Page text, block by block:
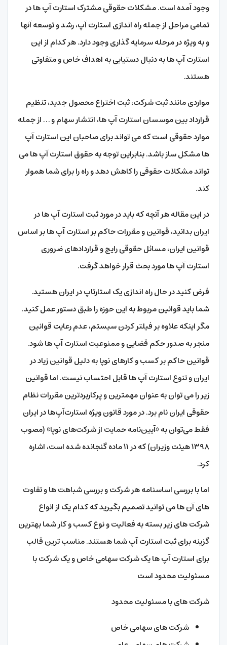
وجود آمده است. مشکلات حقوقی مشترک استارت آپ ها در
تمامی مراحل از جمله راه اندازی استارت آپ، رشد و توسعه آنها
و به ویژه در مرحله سرمایه گذاری وجود دارد. هر کدام از این
استارت آپ ها به دنبال دستیابی به اهداف خاص و متفاوتی
هستند.
مواردی مانند ثبت شرکت، ثبت اختراع محصول جدید، تنظیم
قرارداد بین موسسان استارت آپ ها، انتشار سهام و … از جمله
موارد حقوقی است که می تواند برای صاحبان این استارت آپ
ها مشکل ساز باشد. بنابراین توجه به حقوق استارت آپ ها می
تواند مشکلات حقوقی را کاهش دهد و راه را برای شما هموار
کند.
در این مقاله هر آنچه که باید در مورد ثبت استارت آپ ها در
ایران بدانید، قوانین و مقررات حاکم بر استارت آپ ها بر اساس
قوانین ایران، مسائل حقوقی رایج و قراردادهای ضروری
استارت آپ ها مورد بحث قرار خواهد گرفت.
فرض کنید در حال راه اندازی یک استارتاپ در ایران هستید.
شما باید قوانین مربوط به این حوزه را طبق دستور عمل کنید.
مگر اینکه علاوه بر فیلتر کردن سیستم، عدم رعایت قوانین
منجر به صدور حکم قضایی و ممنوعیت استارت آپ ها شود.
قوانین حاکم بر کسب و کارهای نوپا به دلیل قوانین زیاد در
ایران و تنوع استارت آپ ها قابل احتساب نیست. اما قوانین
زیر را می توان به عنوان مهمترین و پرکاربردترین مقررات نظام
حقوقی ایران نام برد. در مورد قانون ویژه استارت‌آپ‌ها در ایران
فقط می‌توان به «آیین‌نامه حمایت از شرکت‌های نوپا» (مصوب
۱۳۹۸ هیئت وزیران) که در ۱۱ ماده گنجانده شده است، اشاره
کرد.
اما با بررسی اساسنامه هر شرکت و بررسی شباهت ها و تفاوت
های آن ها می توانید تصمیم بگیرید که کدام یک از انواع
شرکت های زیر بسته به فعالیت و نوع کسب و کار شما بهترین
گزینه برای ثبت استارت آپ شما هستند. مناسب ترین قالب
برای استارت آپ ها یک شرکت سهامی خاص و یک شرکت با
مسئولیت محدود است
شرکت های با مسئولیت محدود
شرکت های سهامی خاص